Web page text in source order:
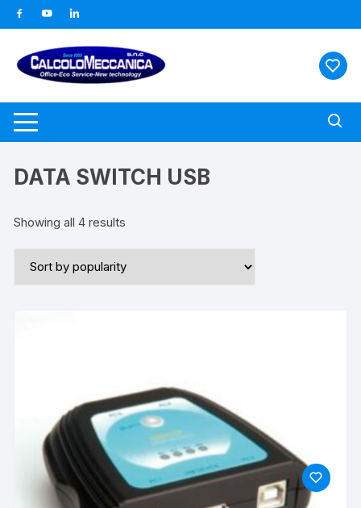
al
contenuto
DATA SWITCH USB
Showing all 4 results